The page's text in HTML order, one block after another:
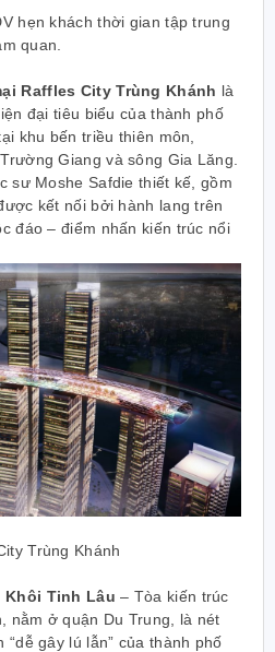
hẹn khách thời gian tập trung
quan.
Raffles City Trùng Khánh là
đại tiêu biểu của thành phố
khu bến triều thiên môn,
Giang và sông Gia Lăng.
sư Moshe Safdie thiết kế, gồm
kết nối bởi hành lang trên
đáo – điểm nhấn kiến trúc nổi
Trùng Khánh
Khôi Tinh Lâu – Tòa kiến trúc
nằm ở quận Du Trung, là nét
gây lú lẫn” của thành phố